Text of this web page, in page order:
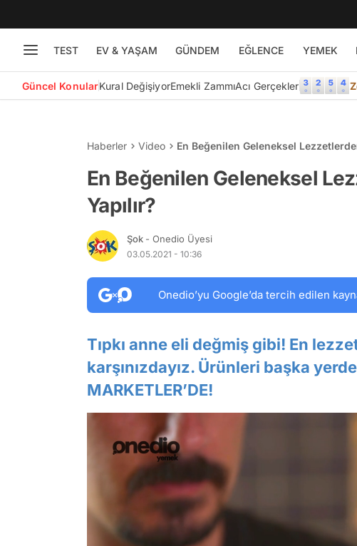
TEST EV & YAŞAM GÜNDEM EĞLENCE YEMEK
Güncel KonularKural DeğişiyorEmekli ZammıAcı Gerçekler
Haberler Video En Beğenilen Geleneksel
En Beğenilen Geleneksel
Yapılır?
Şok - Onedio Üyesi
03.05.2021 - 10:36
Onedio’yu Google’da tercih edilen
Tıpkı anne eli değmiş gibi! En
karşınızdayız. Ürünleri başka
MARKETLER’DE!